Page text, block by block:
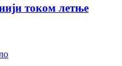
током летње